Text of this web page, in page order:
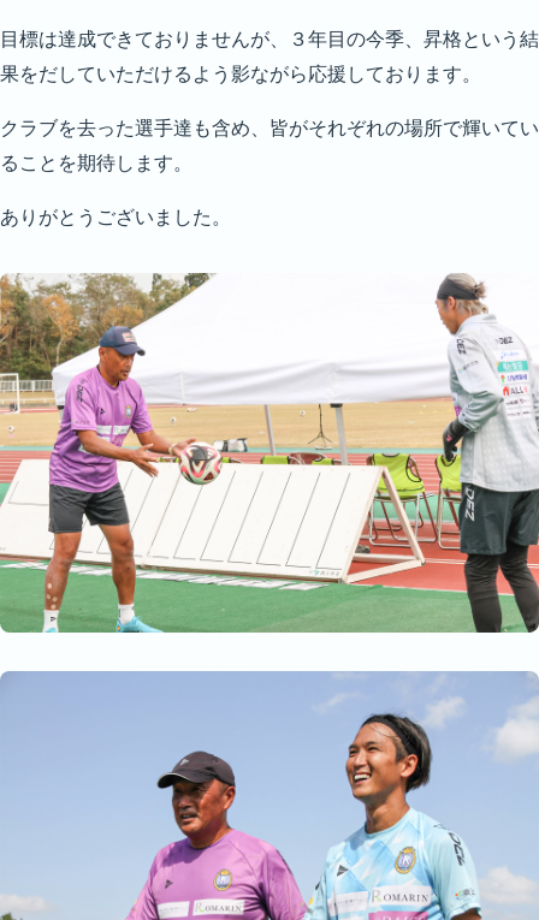
目標は達成できておりませんが、３年目の今季、昇格という結
果をだしていただけるよう影ながら応援しております。
クラブを去った選手達も含め、皆がそれぞれの場所で輝いてい
ることを期待します。
ありがとうございました。